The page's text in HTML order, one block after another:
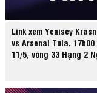
Link xem Yenisey
vs Arsenal Tula, 17h00
11/5, vòng 33 Hạng 2